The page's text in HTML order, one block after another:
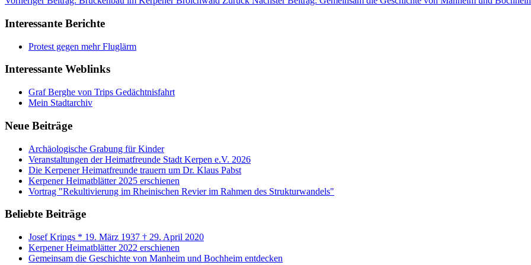
Interessante Berichte
Protest gegen mehr Fluglärm
Interessante Weblinks
Graf Berghe von Trips Gedächtnisfahrt
Mein Stadtarchiv
Neue Beiträge
Archäologische Grabung für Kinder
Veranstaltungen der Heimatfreunde Stadt Kerpen e.V. 2026
Die Kerpener Heimatfreunde trauern um Dr. Klaus Pabst
Kerpener Heimatblätter 2025 erschienen
Vortrag "Rekultivierung im Rheinischen Revier im Rahmen des Strukturwandels"
Beliebte Beiträge
Josef Krings * 19. März 1937 † 29. April 2020
Kerpener Heimatblätter 2022 erschienen
Gemeinsam die Geschichte von Manheim und Bochheim entdecken